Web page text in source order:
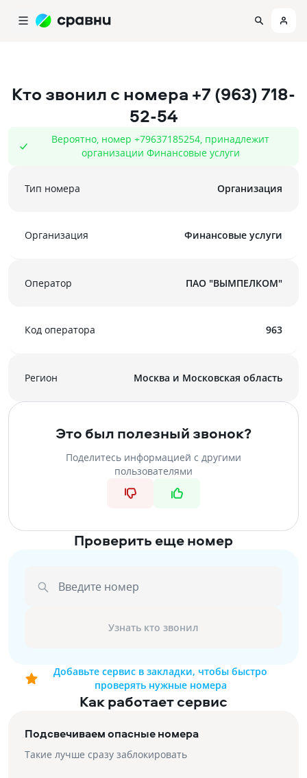
Кто звонил с номера +7 (963) 718-
52-54
Вероятно, номер +79637185254, принадлежит
организации Финансовые услуги
Тип номера Организация
Организация Финансовые услуги
Оператор ПАО "ВЫМПЕЛКОМ"
Код оператора 963
Регион Москва и Московская область
Это был полезный звонок?
Поделитесь информацией с другими
пользователями
Проверить еще номер
Введите номер
Узнать кто звонил
Добавьте сервис в закладки, чтобы быстро
проверять нужные номера
Как работает сервис
Подсвечиваем опасные номера
Такие лучше сразу заблокировать